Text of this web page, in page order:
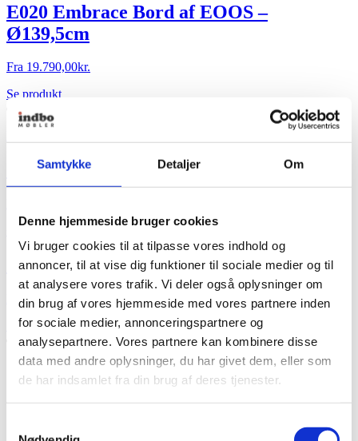
Samtykke Detaljer Om
Denne hjemmeside bruger cookies
Vi bruger cookies til at tilpasse vores indhold og
annoncer, til at vise dig funktioner til sociale medier og til
at analysere vores trafik. Vi deler også oplysninger om
din brug af vores hjemmeside med vores partnere inden
for sociale medier, annonceringspartnere og
analysepartnere. Vores partnere kan kombinere disse
data med andre oplysninger, du har givet dem, eller som
de har indsamlet fra din brug af deres tjenester.
E020 Embrace Bord af EOOS –
Ø139,5cm
Fra 19.790,00kr.
Se produkt
GM 6600 Oval m/udtræk
+ Flere varianter
GM 6600 Oval m/udtræk
Fra28.504,00 kr.
Se produktDette
vare
har
flere
varianter.